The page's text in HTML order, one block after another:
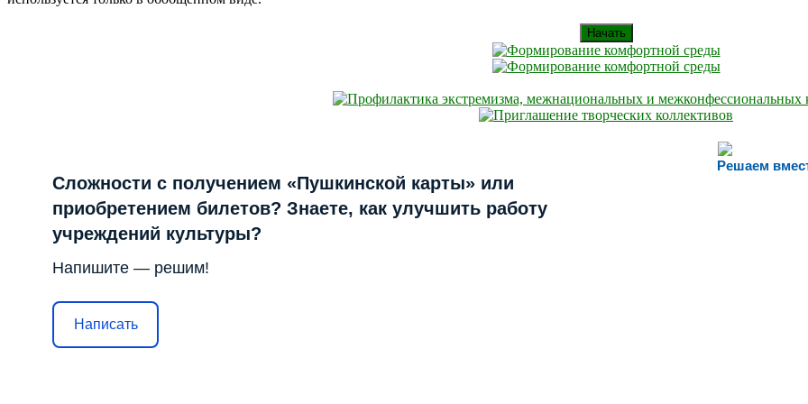
Начать
Решаем
Сложности с получением «Пушкинской карты» или
приобретением билетов? Знаете, как улучшить работу
учреждений культуры?
Напишите — решим!
Написать